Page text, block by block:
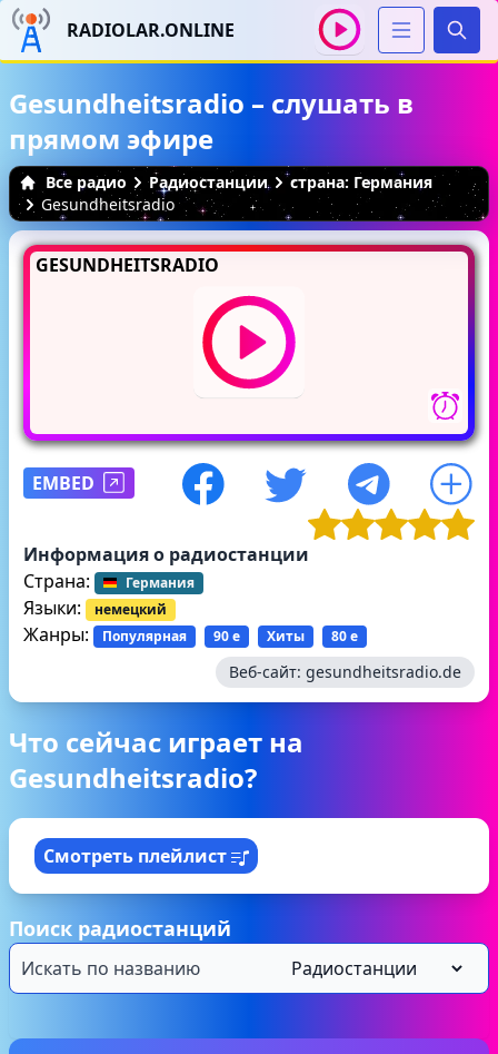
RADIOLAR.ONLINE
Gesundheitsradio – слушать в
прямом эфире
Все радио Радиостанции
страна: Германия
Gesundheitsradio
GESUNDHEITSRADIO
EMBED
Информация о радиостанции
Страна:
Германия
Языки: немецкий
Жанры: Популярная 90 е Хиты 80 е
Веб-сайт: gesundheitsradio.de
Что сейчас играет на
Gesundheitsradio?
Смотреть плейлист
Поиск радиостанций